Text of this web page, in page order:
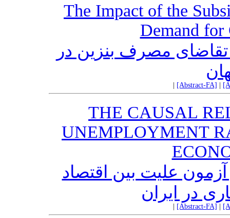
The Impact of the
Demand for
تقاضای مصرف بنزین در
[Abstract-FA]
THE CAUSAL
UNEMPLOYMENT
آزمون علیت بین اقتصاد
در ایران
[Abstract-FA]